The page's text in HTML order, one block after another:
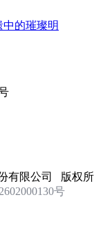
的璀璨明
有限公司 版权所
号